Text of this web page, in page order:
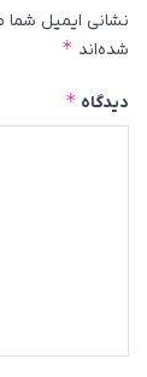
نشانی ایمیل
شده‌اند *
دیدگاه *